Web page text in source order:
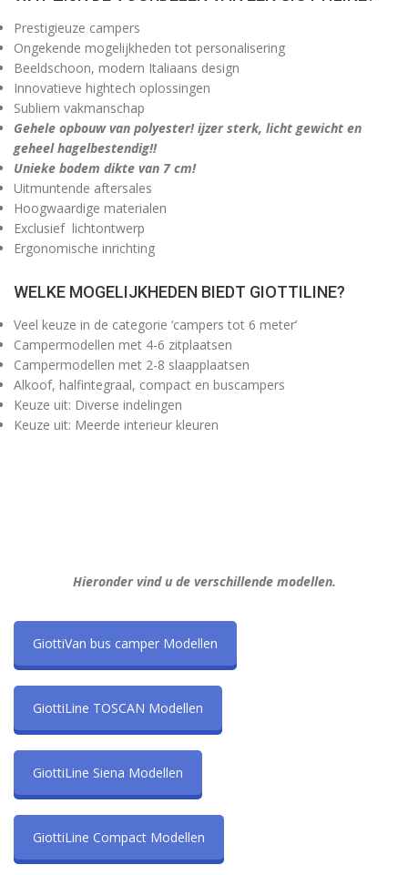
Prestigieuze campers
Ongekende mogelijkheden tot personalisering
Beeldschoon, modern Italiaans design
Innovatieve hightech oplossingen
Subliem vakmanschap
Gehele opbouw van polyester! ijzer sterk, licht gewicht en
geheel hagelbestendig!!
Unieke bodem dikte van 7 cm!
Uitmuntende aftersales
Hoogwaardige materialen
Exclusief lichtontwerp
Ergonomische inrichting
WELKE MOGELIJKHEDEN BIEDT GIOTTILINE?
Veel keuze in de categorie ‘campers tot 6 meter’
Campermodellen met 4-6 zitplaatsen
Campermodellen met 2-8 slaapplaatsen
Alkoof, halfintegraal, compact en buscampers
Keuze uit: Diverse indelingen
Keuze uit: Meerde interieur kleuren
Hieronder vind u de verschillende modellen.
GiottiVan bus camper Modellen
GiottiLine TOSCAN Modellen
GiottiLine Siena Modellen
GiottiLine Compact Modellen